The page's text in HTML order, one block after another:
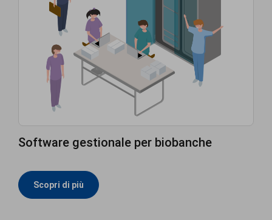
Software gestionale per biobanche
Scopri di più